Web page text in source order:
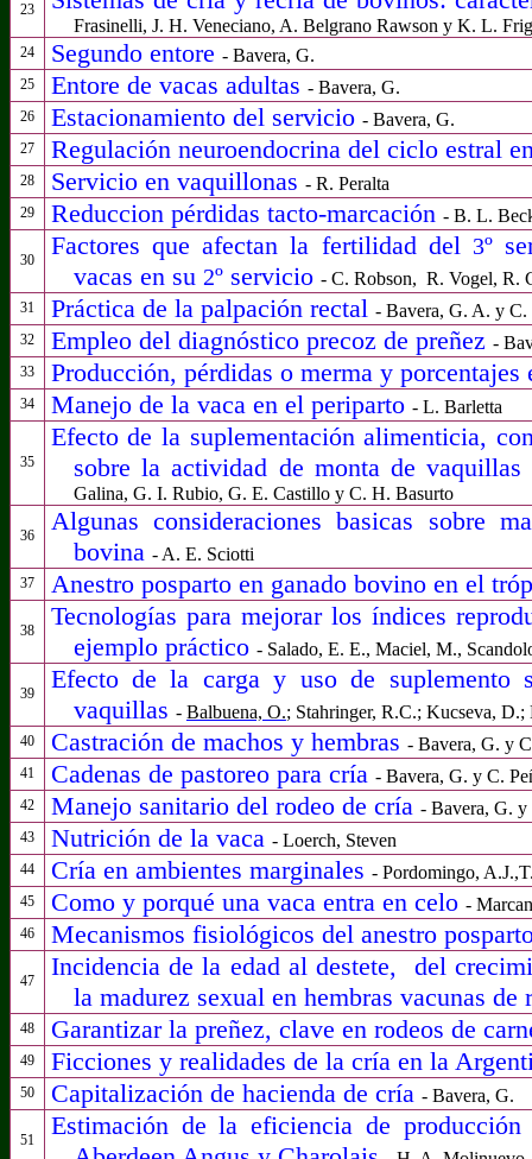
23
Frasinelli, J. H. Veneciano, A. Belgrano Rawson y K. L.
24 Segundo entore - Bavera, G.
25 Entore de vacas adultas - Bavera, G.
26 Estacionamiento del servicio - Bavera, G.
27 Regulación neuroendocrina del ciclo estral
28 Servicio en vaquillonas - R. Peralta
29 Reduccion pérdidas tacto-marcación - B. L.
30 Factores que afectan la fertilidad del 3º
vacas en su 2º servicio -C. Robson, R. Vogel, R.
31 Práctica de la palpación rectal - Bavera, G. A. y C.
32 Empleo del diagnóstico precoz de preñez -
33 Producción, pérdidas o merma y
34 Manejo de la vaca en el periparto - L. Barletta
35
Efecto de la suplementación alimenticia,
sobre la actividad de monta de vaquillas
Galina, G. I. Rubio, G. E. Castillo y C. H. Basurto
36
Algunas consideraciones basicas sobre
bovina - A. E. Sciotti
37 Anestro posparto en ganado bovino en el
38
Tecnologías para mejorar los índices
ejemplo práctico - Salado, E. E., Maciel, M.,
39 Efecto de la carga y uso de suplemento
vaquillas - Balbuena, O.; Stahringer, R.C.; Kucseva,
40 Castración de machos y hembras - Bavera, G. y
41 Cadenas de pastoreo para cría - Bavera, G. y C.
42 Manejo sanitario del rodeo de cría - Bavera, G. y
43 Nutrición de la vaca - Loerch, Steven
44 Cría en ambientes marginales - Pordomingo,
45 Como y porqué una vaca entra en celo -
46 Mecanismos fisiológicos del anestro
47 Incidencia de la edad al destete,
del
la madurez sexual en hembras vacunas de
48 Garantizar la preñez, clave en rodeos de
49 Ficciones y realidades de la cría en la
50 Capitalización de hacienda de cría - Bavera, G.
51
Estimación de la eficiencia de